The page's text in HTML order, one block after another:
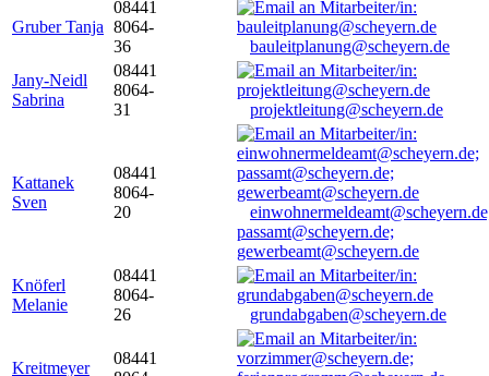
Gruber Tanja
08441
8064-
36
bauleitplanung@scheyern.de
Jany-Neidl
Sabrina
08441
8064-
31
projektleitung@scheyern.de
Kattanek
Sven
08441
8064-
20
passamt@scheyern.de;
gewerbeamt@scheyern.de
Knöferl
Melanie
08441
8064-
26
grundabgaben@scheyern.de
Kreitmeyer
08441